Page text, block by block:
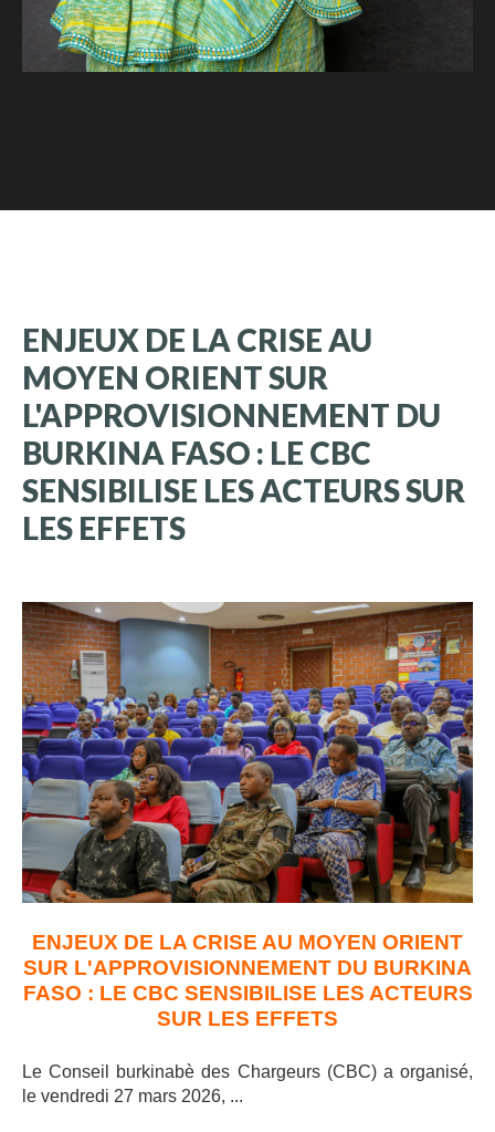
ENJEUX DE LA CRISEAU
MOYEN ORIENTSUR
L'APPROVISIONNEMENT DU
BURKINA FASO : LE CBC
SENSIBILISE LESACTEURSSUR
LES EFFETS
ENJEUX DE LA CRISE AU MOYEN ORIENT
SUR L'APPROVISIONNEMENT DU BURKINA
FASO : LE CBC SENSIBILISE LES ACTEURS
SUR LES EFFETS
Le Conseil burkinabè des Chargeurs (CBC) a organisé,
le vendredi 27 mars 2026, ...